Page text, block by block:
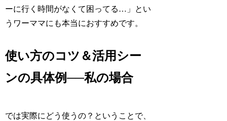
ーに行く時間がなくて困ってる…」とい
うワーママにも本当におすすめです。
使い方のコツ＆活用シー
ンの具体例──私の場合
では実際にどう使うの？ということで、